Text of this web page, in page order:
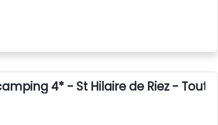
4* - St Hilaire de Riez - Tout